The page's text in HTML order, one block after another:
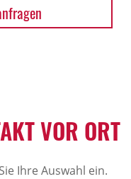
VOR ORT
Ihre Auswahl ein.